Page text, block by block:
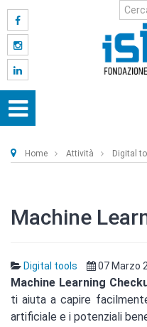
Home Attività Digital
Machine
Digital tools 07 Marzo
Machine Learning
ti aiuta a capire
artificiale e i potenziali